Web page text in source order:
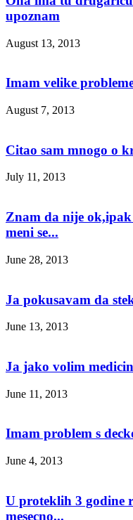
upoznam
August 13, 2013
Imam velike
August 7, 2013
Citao sam mnogo o
July 11, 2013
Znam da nije
meni se...
June 28, 2013
Ja pokusavam da
June 13, 2013
Ja jako volim
June 11, 2013
Imam problem s
June 4, 2013
U proteklih 3 godine
mesecno...